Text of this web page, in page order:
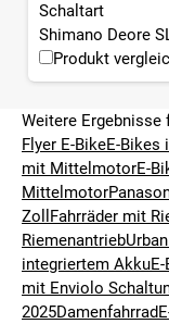
Schaltart
Shimano Deore
Produkt
Weitere Ergebnisse
Flyer E-BikeE-Bikes
mit MittelmotorE-
Mittelmotor
Zoll Fahrräder mit
Riemenantrieb
integriertem Akku
mit Enviolo
2025Damenfahrrad